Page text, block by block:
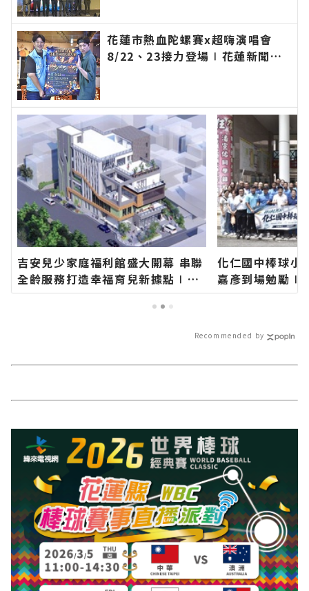
訊！
花蓮市熱血陀螺賽x超嗨演唱會
8/22、23接力登場∣花蓮新聞網
吉安兒少家庭福利館盛大開幕 串聯
全齡服務打造幸福育兒新據點∣花
蓮新聞網官方網站各類新聞－最快
速的今日新聞報導 最新的在地資
化仁國中棒球小
嘉彥到場勉勵∣
站各類新聞－最
Recommended by